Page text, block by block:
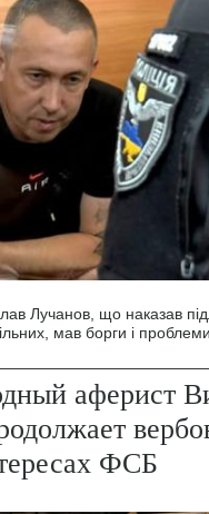
Лучанов, що наказав
мав борги і
аферист
ФСБ